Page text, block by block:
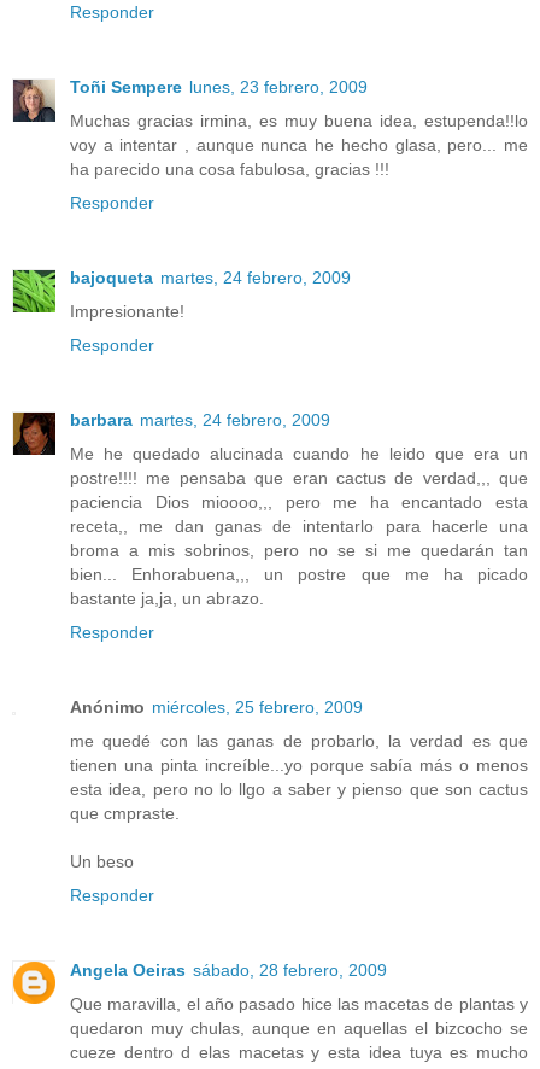
Responder
Toñi Sempere lunes, 23 febrero, 2009
Muchas gracias irmina, es muy buena idea, estupenda!!lo
voy a intentar , aunque nunca he hecho glasa, pero... me
ha parecido una cosa fabulosa, gracias !!!
Responder
bajoqueta martes, 24 febrero, 2009
Impresionante!
Responder
barbara martes, 24 febrero, 2009
Me he quedado alucinada cuando he leido que era un
postre!!!! me pensaba que eran cactus de verdad,,, que
paciencia Dios mioooo,,, pero me ha encantado esta
receta,, me dan ganas de intentarlo para hacerle una
broma a mis sobrinos, pero no se si me quedarán tan
bien... Enhorabuena,,, un postre que me ha picado
bastante ja,ja, un abrazo.
Responder
Anónimo miércoles, 25 febrero, 2009
me quedé con las ganas de probarlo, la verdad es que
tienen una pinta increíble...yo porque sabía más o menos
esta idea, pero no lo llgo a saber y pienso que son cactus
que cmpraste.
Un beso
Responder
Angela Oeiras sábado, 28 febrero, 2009
Que maravilla, el año pasado hice las macetas de plantas y
quedaron muy chulas, aunque en aquellas el bizcocho se
cueze dentro d elas macetas y esta idea tuya es mucho